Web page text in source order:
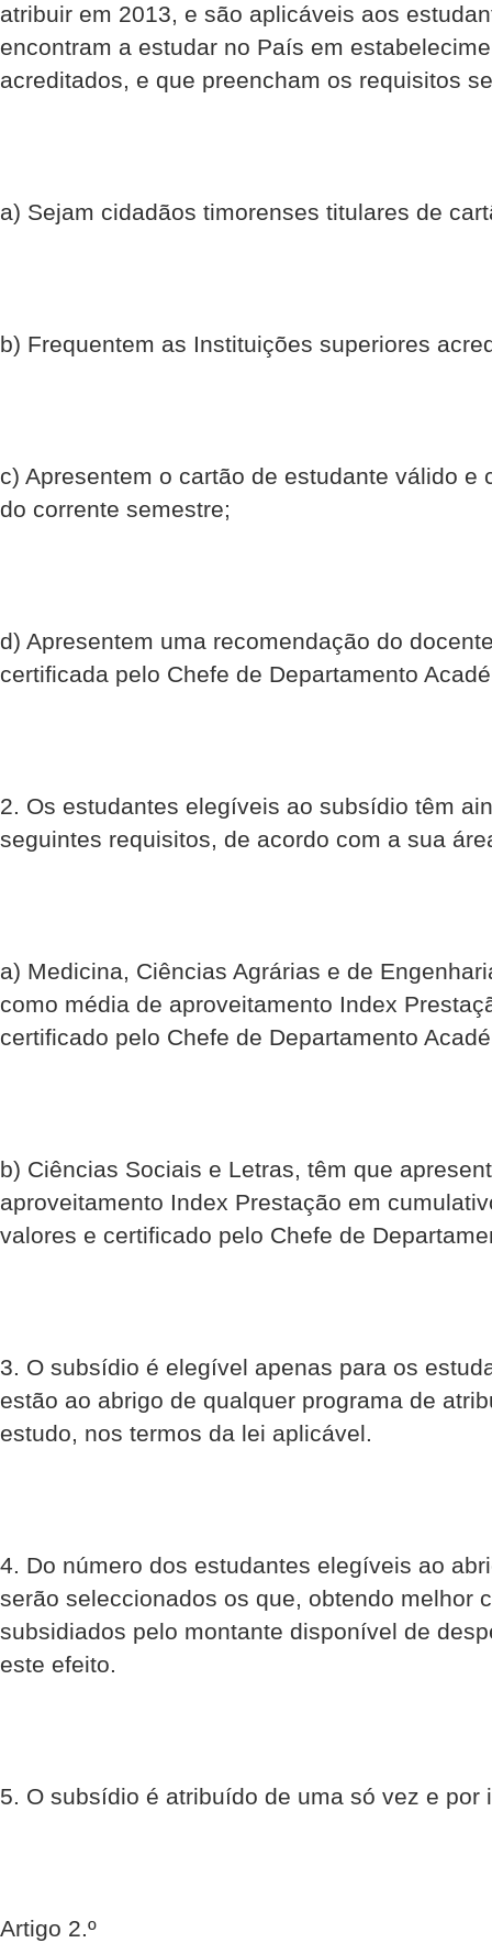
atribuir em 2013, e são aplicáveis aos
encontram a estudar no País em
acreditados, e que preencham os requisitos
a) Sejam cidadãos timorenses titulares de
b) Frequentem as Instituições superiores
c) Apresentem o cartão de estudante válido e
do corrente semestre;
d) Apresentem uma recomendação do
certificada pelo Chefe de Departamento
2. Os estudantes elegíveis ao subsídio têm
seguintes requisitos, de acordo com a sua
a) Medicina, Ciências Agrárias e de
como média de aproveitamento Index
certificado pelo Chefe de Departamento
b) Ciências Sociais e Letras, têm que
aproveitamento Index Prestação em
valores e certificado pelo Chefe de
3. O subsídio é elegível apenas para os
estão ao abrigo de qualquer programa de
estudo, nos termos da lei aplicável.
4. Do número dos estudantes elegíveis ao
serão seleccionados os que, obtendo melhor
subsidiados pelo montante disponível de
este efeito.
5. O subsídio é atribuído de uma só vez e por
Artigo 2.º